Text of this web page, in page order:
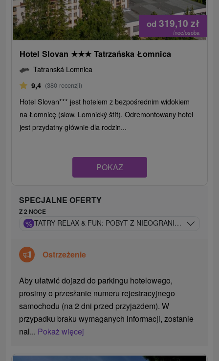
od 319,10 zł
/noc/osoba
Hotel Slovan ★★★ Tatrzańska Łomnica
Tatranská Lomnica
9,4 (380 recenzji)
Hotel Slovan*** jest hotelem z bezpośrednim widokiem
na Łomnicę (slow. Lomnický štít). Odremontowany hotel
jest przydatny głównie dla rodzin...
POKAZ
SPECJALNE OFERTY
Z 2 NOCE
% TATRY RELAX & FUN: POBYT Z NIEOGRANICZONYM
Ostrzeżenie
Aby ułatwić dojazd do parkingu hotelowego,
prosimy o przesłanie numeru rejestracyjnego
samochodu (na 2 dni przed przyjazdem). W
przypadku braku wymaganych informacji, zostanie
nal... Pokaż więcej